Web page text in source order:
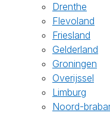
Drenthe
Flevoland
Friesland
Gelderland
Groningen
Overijssel
Limburg
Noord-